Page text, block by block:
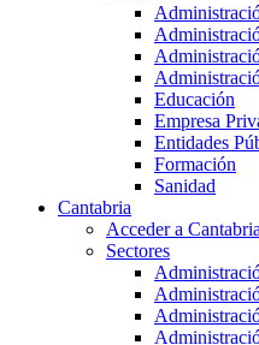
Educación
Empresa
Entidades
Formación
Sanidad
Cantabria
Acceder a Cantabria
Sectores